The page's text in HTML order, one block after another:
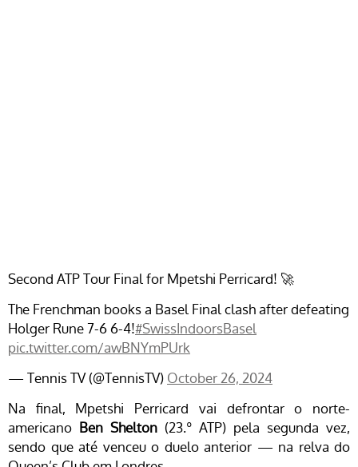
Second ATP Tour Final for Mpetshi Perricard! 🚀
The Frenchman books a Basel Final clash after defeating
Holger Rune 7-6 6-4!#SwissIndoorsBasel
pic.twitter.com/awBNYmPUrk
— Tennis TV (@TennisTV) October 26, 2024
Na final, Mpetshi Perricard vai defrontar o norte-
americano Ben Shelton (23.º ATP) pela segunda vez,
sendo que até venceu o duelo anterior — na relva do